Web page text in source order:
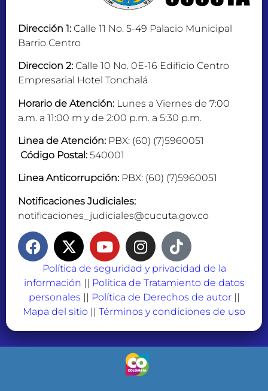
Dirección 1: Calle 11 No. 5-49 Palacio Municipal
Barrio Centro
Direccion 2: Calle 10 No. 0E-16 Edificio Centro
Empresarial Hotel Tonchalá
Horario de Atención: Lunes a Viernes de 7:00
a.m. a 11:00 m y de 2:00 p.m. a 5:30 p.m.
Linea de Atención: PBX: (60) (7)5960051
Código Postal: 540001
Linea Anticorrupción: PBX: (60) (7)5960051
Notificaciones Judiciales:
notificaciones_judiciales@cucuta.gov.co
Política de seguridad y privacidad de la
información
Política de Tratamiento de datos
personales
Política de Derechos de autor||
Mapa del sitio
Términos y condiciones de uso